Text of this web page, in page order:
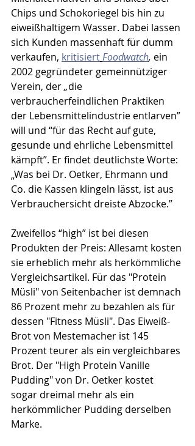
Chips und Schokoriegel bis hin zu
eiweißhaltigem Wasser. Dabei lassen
sich Kunden massenhaft für dumm
verkaufen, kritisiertFoodwatch, ein
2002 gegründeter gemeinnütziger
Verein, der „die
verbraucherfeindlichen Praktiken
der Lebensmittelindustrie entlarven”
will und “für das Recht auf gute,
gesunde und ehrliche Lebensmittel
kämpft”. Er findet deutlichste Worte:
„Was bei Dr. Oetker, Ehrmann und
Co. die Kassen klingeln lässt, ist aus
Verbrauchersicht dreiste Abzocke.”
Zweifellos “high” ist bei diesen
Produkten der Preis: Allesamt kosten
sie erheblich mehr als herkömmliche
Vergleichsartikel. Für das "Protein
Müsli" von Seitenbacher ist demnach
86 Prozent mehr zu bezahlen als für
dessen "Fitness Müsli". Das Eiweiß-
Brot von Mestemacher ist 145
Prozent teurer als ein vergleichbares
Brot. Der "High Protein Vanille
Pudding" von Dr. Oetker kostet
sogar dreimal mehr als ein
herkömmlicher Pudding derselben
Marke.